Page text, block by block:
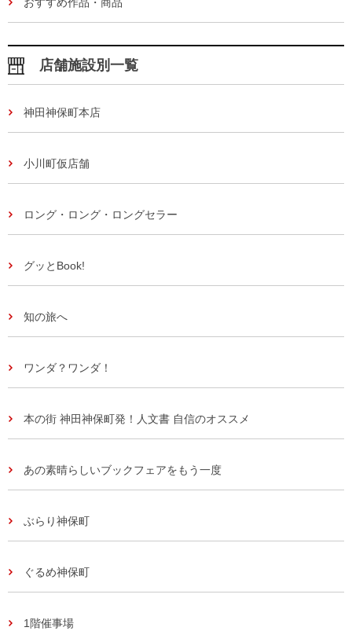
おすすめ作品・商品
店舗施設別一覧
神田神保町本店
小川町仮店舗
ロング・ロング・ロングセラー
グッとBook!
知の旅へ
ワンダ？ワンダ！
本の街 神田神保町発！人文書 自信のオススメ
あの素晴らしいブックフェアをもう一度
ぶらり神保町
ぐるめ神保町
1階催事場